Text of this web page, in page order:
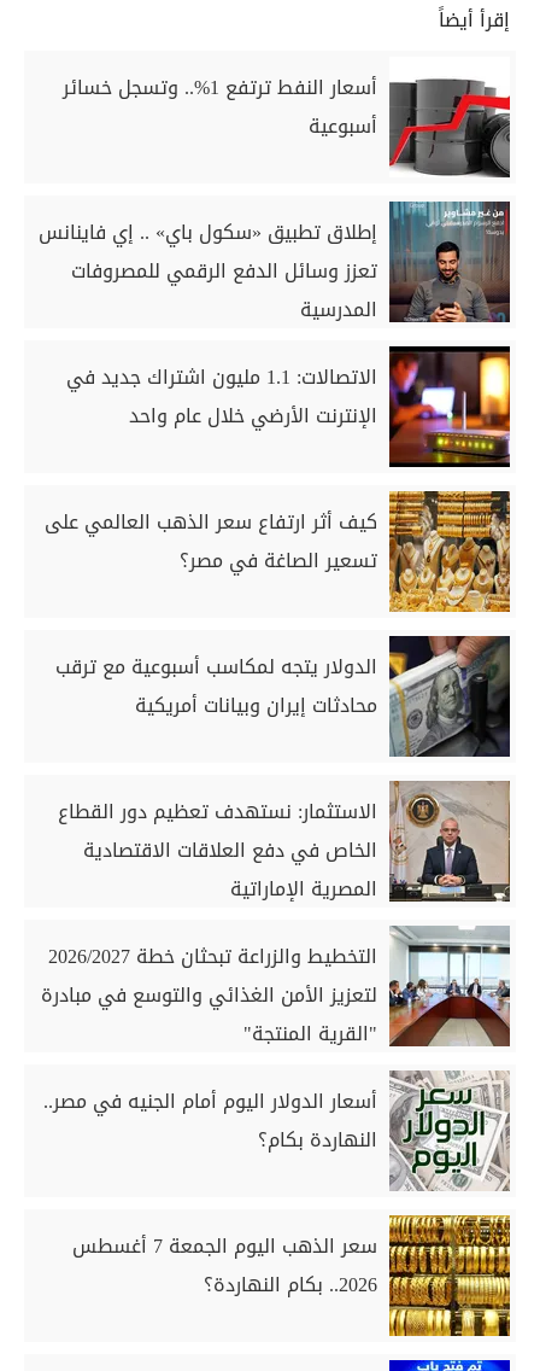
إقرأ أيضاً
أسعار النفط ترتفع 1%.. وتسجل خسائر
أسبوعية
إطلاق تطبيق «سكول باي» .. إي فاينانس
تعزز وسائل الدفع الرقمي للمصروفات
المدرسية
الاتصالات: 1.1 مليون اشتراك جديد في
الإنترنت الأرضي خلال عام واحد
كيف أثر ارتفاع سعر الذهب العالمي على
تسعير الصاغة في مصر؟
الدولار يتجه لمكاسب أسبوعية مع ترقب
محادثات إيران وبيانات أمريكية
الاستثمار: نستهدف تعظيم دور القطاع
الخاص في دفع العلاقات الاقتصادية
المصرية الإماراتية
التخطيط والزراعة تبحثان خطة 2026/2027
لتعزيز الأمن الغذائي والتوسع في مبادرة
"القرية المنتجة"
أسعار الدولار اليوم أمام الجنيه في مصر..
النهاردة بكام؟
سعر الذهب اليوم الجمعة 7 أغسطس
2026.. بكام النهاردة؟